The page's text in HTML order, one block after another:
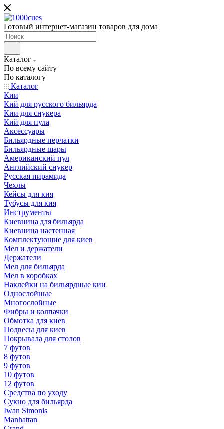
Готовый интернет-магазин товаров для дома
Каталог
По всему сайту
По каталогу
Каталог
Кии
Кий для русского бильярда
Кии для снукера
Кий для пула
Аксессуары
Бильярдные перчатки
Бильярдные шары
Американский пул
Английский снукер
Русская пирамида
Чехлы
Кейсы для кия
Тубусы для кия
Инструменты
Киевница для бильярда
Киевница настенная
Комплектующие для киев
Мел и держатели
Держатели
Мел для бильярда
Мел в коробках
Наклейки на бильярдные кии
Однослойные
Многослойные
Фибры и колпачки
Обмотка для киев
Подвесы для киев
Покрывала для столов
7 футов
8 футов
9 футов
10 футов
12 футов
Средства по уходу
Сукно для бильярда
Iwan Simonis
Manhattan